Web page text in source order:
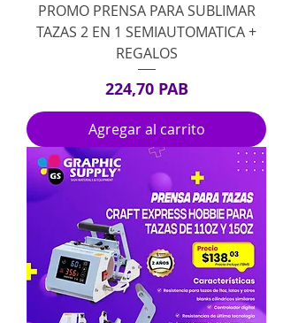
PROMO PRENSA PARA SUBLIMAR
TAZAS 2 EN 1 SEMIAUTOMATICA +
REGALOS
Precio
224,70 PAB
Agregar al carrito